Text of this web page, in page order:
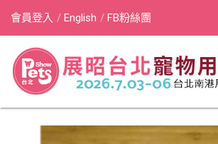
會員登入 English FB粉絲團